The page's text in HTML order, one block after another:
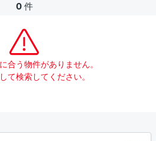
0 件
合う物件がありません。
て検索してください。